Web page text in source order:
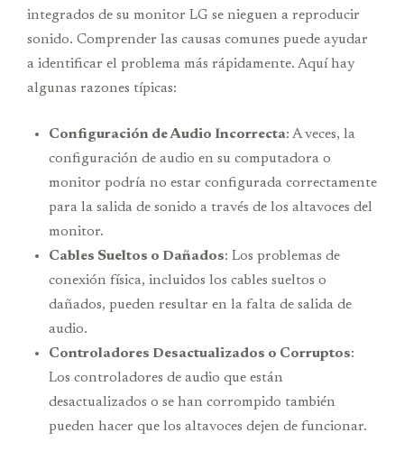
integrados de su monitor LG se nieguen a reproducir
sonido. Comprender las causas comunes puede ayudar
a identificar el problema más rápidamente. Aquí hay
algunas razones típicas:
Configuración de Audio Incorrecta: A veces, la
configuración de audio en su computadora o
monitor podría no estar configurada correctamente
para la salida de sonido a través de los altavoces del
monitor.
Cables Sueltos o Dañados: Los problemas de
conexión física, incluidos los cables sueltos o
dañados, pueden resultar en la falta de salida de
audio.
Controladores Desactualizados o Corruptos:
Los controladores de audio que están
desactualizados o se han corrompido también
pueden hacer que los altavoces dejen de funcionar.